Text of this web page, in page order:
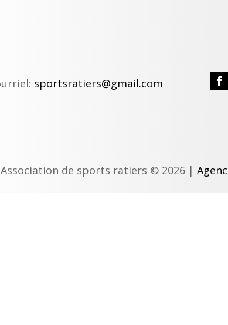
sportsratiers@gmail.com
de sports ratiers © 2026 |